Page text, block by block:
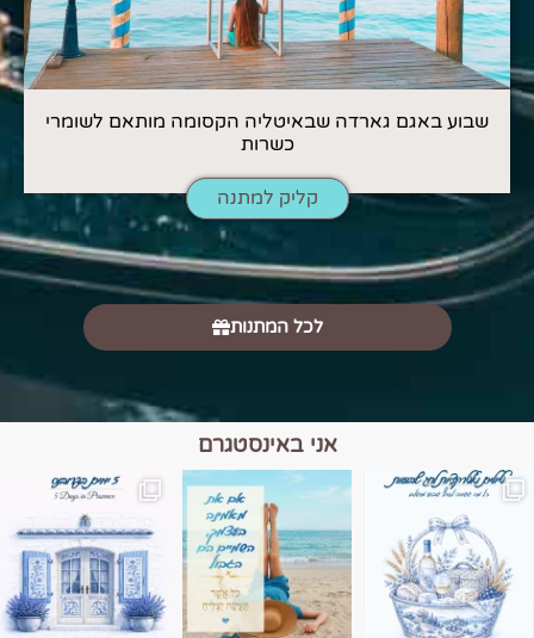
שבוע באגם גארדה שבאיטליה הקסומה מותאם לשומרי
כשרות
קליק למתנה
לכל המתנות
אני באינסטגרם
הם הגבול 💙🩵